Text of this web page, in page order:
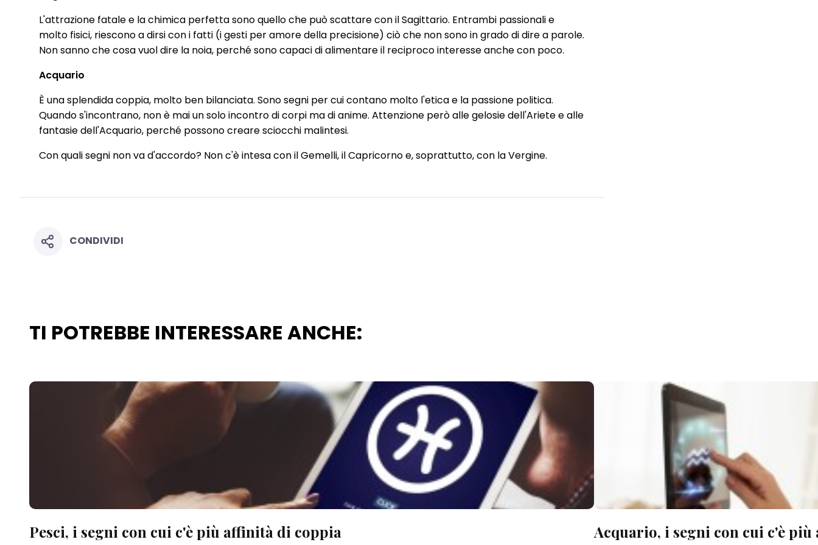
L'attrazione fatale e la chimica perfetta sono quello che può scattare con il Sagittario. Entrambi passionali e
molto fisici, riescono a dirsi con i fatti (i gesti per amore della precisione) ciò che non sono in grado di dire a parole.
Non sanno che cosa vuol dire la noia, perché sono capaci di alimentare il reciproco interesse anche con poco.
Acquario
È una splendida coppia, molto ben bilanciata. Sono segni per cui contano molto l'etica e la passione politica.
Quando s'incontrano, non è mai un solo incontro di corpi ma di anime. Attenzione però alle gelosie dell'Ariete e alle
fantasie dell'Acquario, perché possono creare sciocchi malintesi.
Con quali segni non va d'accordo? Non c'è intesa con il Gemelli, il Capricorno e, soprattutto, con la Vergine.
CONDIVIDI
TI POTREBBE INTERESSARE ANCHE:
Pesci, i segni con cui c'è più affinità di coppia Acquario, i segni con cui c'è